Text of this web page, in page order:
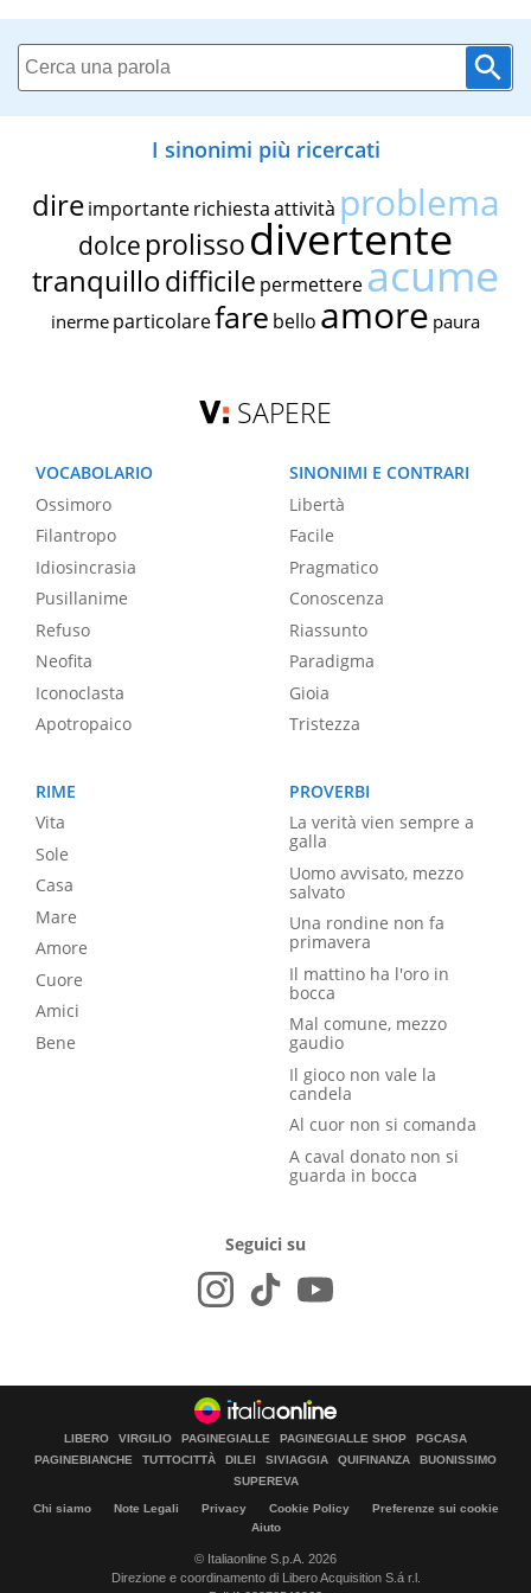
I sinonimi più ricercati
dire importante richiestaattività problema
dolce prolissodivertente
tranquillodifficile permettereacume
inerme particolarefare bello amore paura
SAPERE
VOCABOLARIO
Ossimoro
Filantropo
Idiosincrasia
Pusillanime
Refuso
Neofita
Iconoclasta
Apotropaico
SINONIMI E CONTRARI
Libertà
Facile
Pragmatico
Conoscenza
Riassunto
Paradigma
Gioia
Tristezza
RIME
Vita
Sole
Casa
Mare
Amore
Cuore
Amici
Bene
PROVERBI
La verità vien sempre a
galla
Uomo avvisato, mezzo
salvato
Una rondine non fa
primavera
Il mattino ha l'oro in
bocca
Mal comune, mezzo
gaudio
Il gioco non vale la
candela
Al cuor non si comanda
A caval donato non si
guarda in bocca
Seguici su
LIBERO VIRGILIO PAGINEGIALLE PAGINEGIALLE SHOP
PGCASA
PAGINEBIANCHE
TUTTOCITTÀ DILEI SIVIAGGIA QUIFINANZA
BUONISSIMO
SUPEREVA
Chi siamo Note Legali Privacy Cookie Policy
Preferenze sui cookie
Aiuto
© Italiaonline S.p.A. 2026
Direzione e coordinamento di Libero Acquisition S.á r.l.